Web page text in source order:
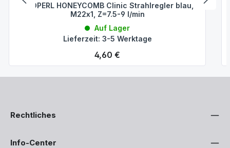
NEOPERL HONEYCOMB Clinic Strahlregler blau,
M22x1, Z=7.5-9 l/min
Auf Lager
Lieferzeit: 3-5 Werktage
Regulärer Preis:
4,60 €
Rechtliches
Info-Center